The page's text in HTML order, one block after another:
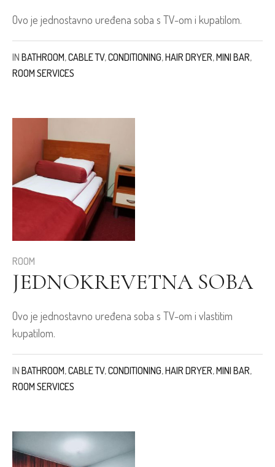
Ovo je jednostavno uređena soba s TV-om i kupatilom.
IN BATHROOM,CABLE TV,CONDITIONING,HAIR DRYER,MINI BAR,
ROOM SERVICES
ROOM
JEDNOKREVETNA SOBA
Ovo je jednostavno uređena soba s TV-om i vlastitim
kupatilom.
IN BATHROOM,CABLE TV,CONDITIONING,HAIR DRYER,MINI BAR,
ROOM SERVICES